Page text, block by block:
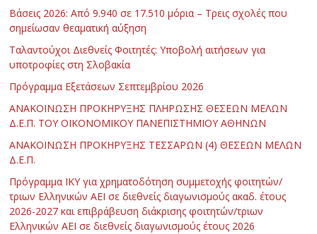
Βάσεις 2026: Από 9.940 σε 17.510 μόρια – Τρεις σχολές που
σημείωσαν θεαματική αύξηση
Ταλαντούχοι Διεθνείς Φοιτητές: Υποβολή αιτήσεων για
υποτροφίες στη Σλοβακία
Πρόγραμμα Εξετάσεων Σεπτεμβρίου 2026
ΑΝΑΚΟΙΝΩΣΗ ΠΡΟΚΗΡΥΞΗΣ ΠΛΗΡΩΣΗΣ ΘΕΣΕΩΝ ΜΕΛΩΝ
Δ.Ε.Π. ΤΟΥ ΟΙΚΟΝΟΜΙΚΟΥ ΠΑΝΕΠΙΣΤΗΜΙΟΥ ΑΘΗΝΩΝ
ΑΝΑΚΟΙΝΩΣΗ ΠΡΟΚΗΡΥΞΗΣ ΤΕΣΣΑΡΩΝ (4) ΘΕΣΕΩΝ ΜΕΛΩΝ
Δ.Ε.Π.
Πρόγραμμα ΙΚΥ για χρηματοδότηση συμμετοχής φοιτητών/
τριων Ελληνικών ΑΕΙ σε διεθνείς διαγωνισμούς ακαδ. έτους
2026-2027 και επιβράβευση διάκρισης φοιτητών/τριων
Ελληνικών ΑΕΙ σε διεθνείς διαγωνισμούς έτους 2026